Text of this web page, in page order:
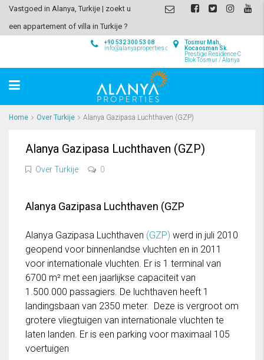
Vastgoed in Alanya, Turkije | zoekt u
een appartement of villa in Turkije ?
Tosmur Mah,
Kocaosman Sk.
Prestige Residence C
Blok Tosmur / Alanya
+90 532 300 53 08
info@alanyaproperties.com
Home Over Turkije Alanya Gazipasa Luchthaven (GZP)
Alanya Gazipasa Luchthaven (GZP)
Over Turkije 0
Alanya Gazipasa Luchthaven (GZP
Alanya Gazipasa Luchthaven (GZP) werd in juli 2010
geopend voor binnenlandse vluchten en in 2011
voor internationale vluchten. Er is 1 terminal van
6700 m² met een jaarlijkse capaciteit van
1.500.000 passagiers. De luchthaven heeft 1
landingsbaan van 2350 meter. Deze is vergroot om
grotere vliegtuigen van internationale vluchten te
laten landen. Er is een parking voor maximaal 105
voertuigen